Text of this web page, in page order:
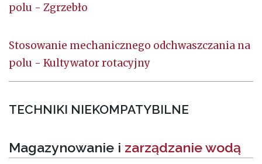
polu - Zgrzebło
Stosowanie mechanicznego odchwaszczania na
polu - Kultywator rotacyjny
TECHNIKI NIEKOMPATYBILNE
Magazynowanie i zarządzanie wodą